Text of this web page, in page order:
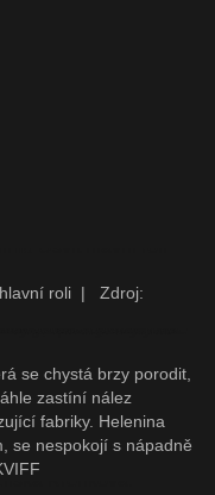
roli |
Zdroj:
se chystá brzy porodit,
zastíní nález
fabriky. Helenina
se nespokojí s nápadně